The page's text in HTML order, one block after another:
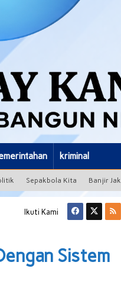
kriminal
Sepakbola Kita Banjir
Ikuti Kami
Sistem